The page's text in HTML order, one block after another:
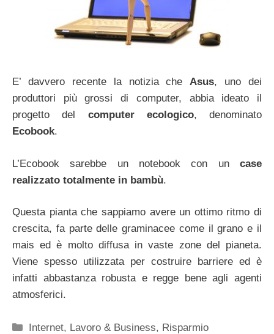
E’ davvero recente la notizia cheAsus, uno dei
produttori più grossi di computer, abbia ideato il
progetto del computer ecologico, denominato
Ecobook.
L’Ecobook sarebbe un notebook con un case
realizzato totalmente in bambù.
Questa pianta che sappiamo avere un ottimo ritmo di
crescita, fa parte delle graminacee come il grano e il
mais ed è molto diffusa in vaste zone del pianeta.
Viene spesso utilizzata per costruire barriere ed è
infatti abbastanza robusta e regge bene agli agenti
atmosferici.
Categorie
Internet, Lavoro & Business, Risparmio